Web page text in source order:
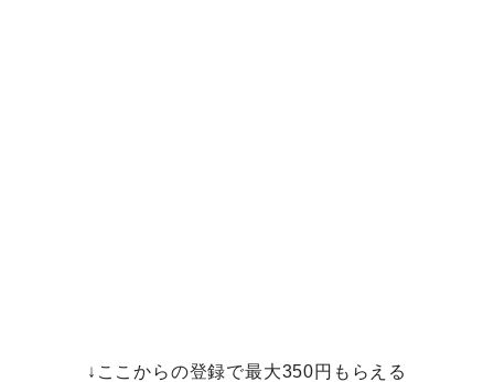
↓ここからの登録で最大350円もらえる